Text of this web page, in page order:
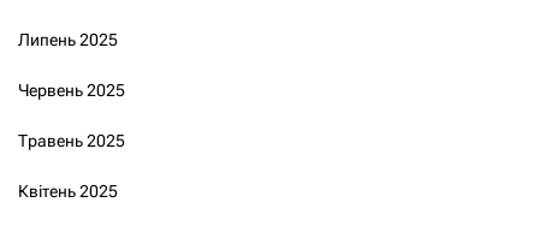
Липень 2025
Червень 2025
Травень 2025
Квітень 2025